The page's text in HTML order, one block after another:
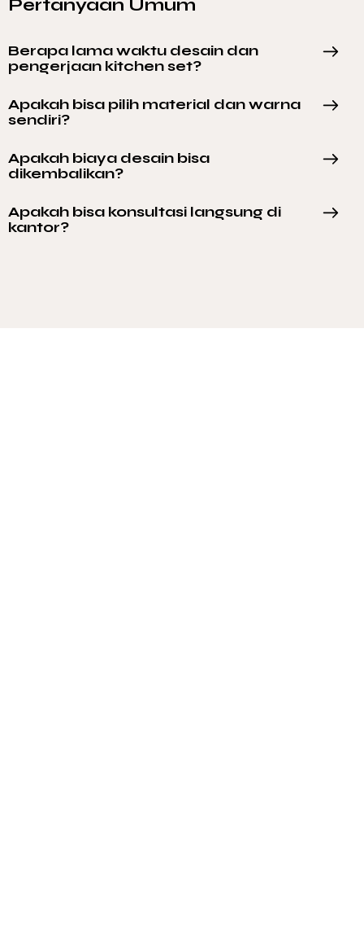
Pertanyaan Umum
Berapa lama waktu desain dan
pengerjaan kitchen set?
Apakah bisa pilih material dan warna
sendiri?
Apakah biaya desain bisa
dikembalikan?
Apakah bisa konsultasi langsung di
kantor?